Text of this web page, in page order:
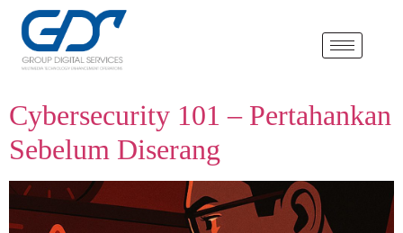
Cybersecurity 101 – Pertahankan
Sebelum Diserang